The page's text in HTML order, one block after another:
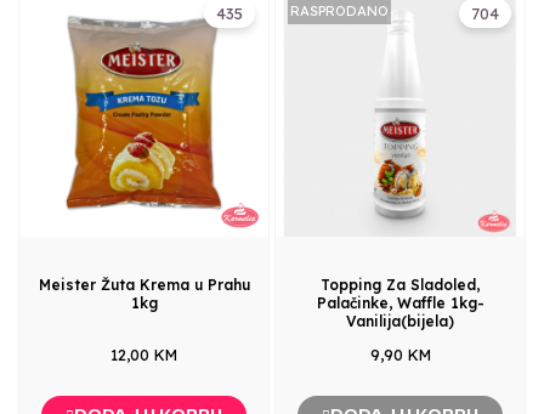
435
Meister Žuta Krema u Prahu
1kg
12,00 KM
704
RASPRODANO
Topping Za Sladoled,
Palačinke, Waffle 1kg-
Vanilija(bijela)
9,90 KM